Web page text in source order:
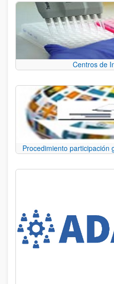
Centros de
Procedimiento participación